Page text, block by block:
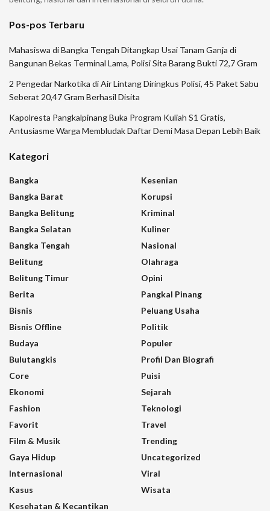
Pos-pos Terbaru
Mahasiswa di Bangka Tengah Ditangkap Usai Tanam Ganja di
Bangunan Bekas Terminal Lama, Polisi Sita Barang Bukti 72,7 Gram
2 Pengedar Narkotika di Air Lintang Diringkus Polisi, 45 Paket Sabu
Seberat 20,47 Gram Berhasil Disita
Kapolresta Pangkalpinang Buka Program Kuliah S1 Gratis,
Antusiasme Warga Membludak Daftar Demi Masa Depan Lebih Baik
Kategori
Bangka
Bangka Barat
Bangka Belitung
Bangka Selatan
Bangka Tengah
Belitung
Belitung Timur
Berita
Bisnis
Bisnis Offline
Budaya
Bulutangkis
Core
Ekonomi
Fashion
Favorit
Film & Musik
Gaya Hidup
Internasional
Kasus
Kesehatan & Kecantikan
Kesenian
Korupsi
Kriminal
Kuliner
Nasional
Olahraga
Opini
Pangkal Pinang
Peluang Usaha
Politik
Populer
Profil Dan Biografi
Puisi
Sejarah
Teknologi
Travel
Trending
Uncategorized
Viral
Wisata